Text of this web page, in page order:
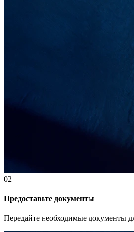
02
Предоставьте документы
Передайте необходимые документы